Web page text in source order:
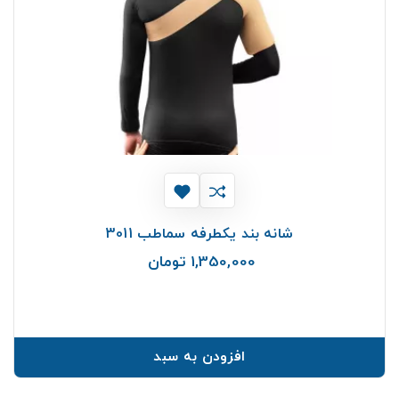
شانه بند یکطرفه سماطب 3011
1,350,000 تومان
افزودن به سبد